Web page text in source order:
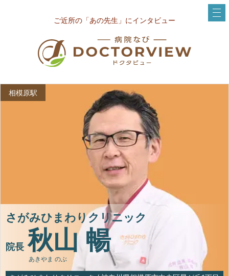
ご近所の「あの先生」にインタビュー
相模原駅
さがみひまわりクリニック
院長 秋山 暢
あきやま のぶ